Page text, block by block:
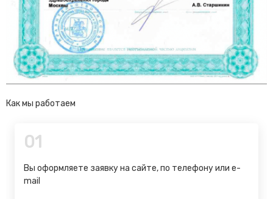
Как мы работаем
01
Вы оформляете заявку на сайте, по телефону или e-
mail